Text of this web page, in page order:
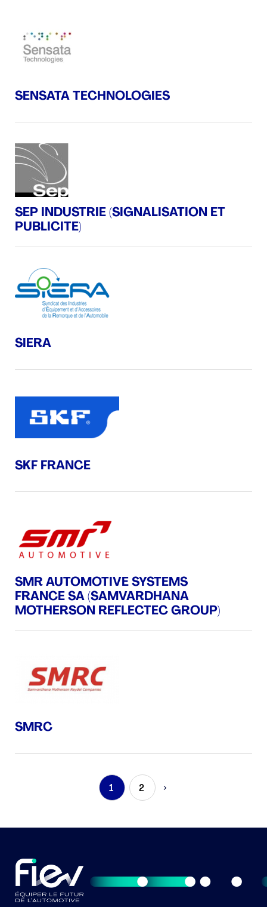
SENSATA TECHNOLOGIES
SEP INDUSTRIE (SIGNALISATION ET
PUBLICITE)
SIERA
SKF FRANCE
SMR AUTOMOTIVE SYSTEMS
FRANCE SA (SAMVARDHANA
MOTHERSON REFLECTEC GROUP)
SMRC
1 2